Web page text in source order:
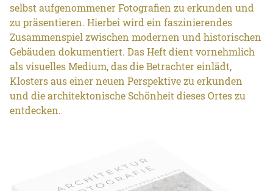
selbst aufgenommener Fotografien zu erkunden und
zu präsentieren. Hierbei wird ein faszinierendes
Zusammenspiel zwischen modernen und historischen
Gebäuden dokumentiert. Das Heft dient vornehmlich
als visuelles Medium, das die Betrachter einlädt,
Klosters aus einer neuen Perspektive zu erkunden
und die architektonische Schönheit dieses Ortes zu
entdecken.